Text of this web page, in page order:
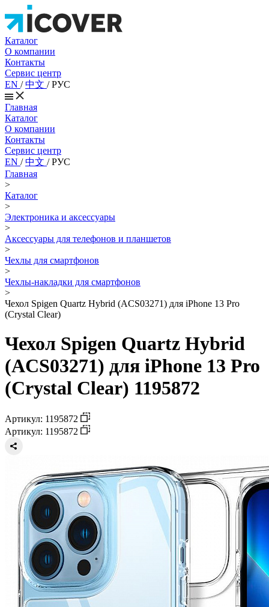
Каталог
О компании
Контакты
Сервис центр
EN /中文 /РУС
Главная
Каталог
О компании
Контакты
Сервис центр
EN /中文 /РУС
Главная
>
Каталог
>
Электроника и аксессуары
>
Аксессуары для телефонов и планшетов
>
Чехлы для смартфонов
>
Чехлы-накладки для смартфонов
>
Чехол Spigen Quartz Hybrid (ACS03271) для iPhone 13 Pro
(Crystal Clear)
Чехол Spigen Quartz Hybrid
(ACS03271) для iPhone 13 Pro
(Crystal Clear) 1195872
Артикул: 1195872
Артикул: 1195872